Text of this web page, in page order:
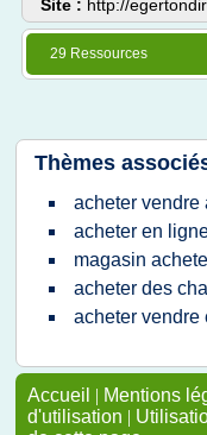
Site : http://
29 Ressources
Thèmes
acheter vendre
acheter en
magasin
acheter des
acheter vendre
Accueil | Mentions
d'utilisation |